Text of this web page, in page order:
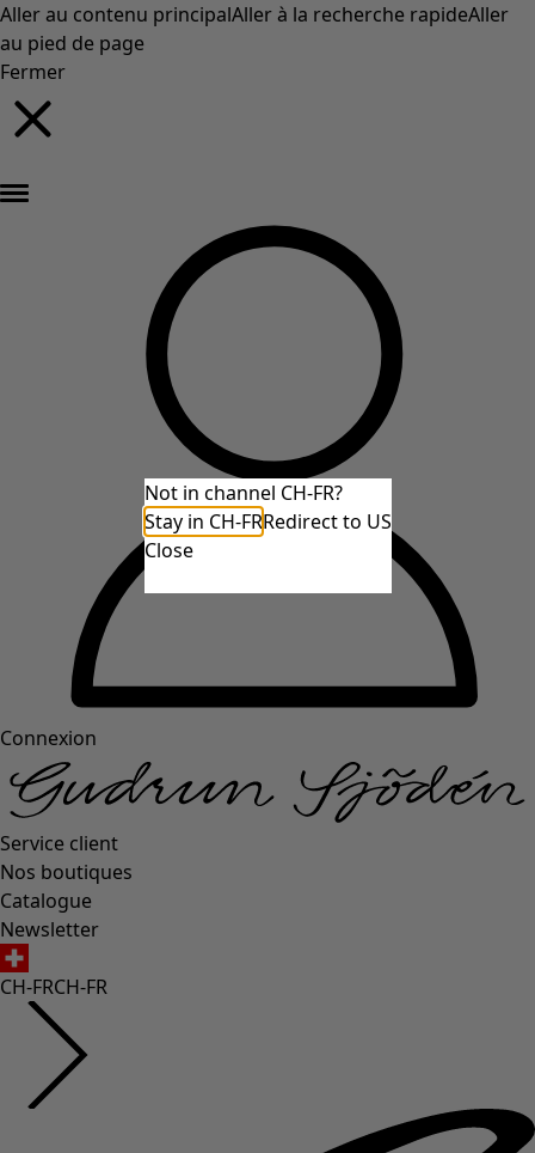
Aller au contenu principalAller à la recherche rapideAller
au pied de page
Fermer
Connexion
Service client
Nos boutiques
Catalogue
Newsletter
CH-FRCH-FR
Not in channel CH-FR?
Stay in CH-FRRedirect to US
Close